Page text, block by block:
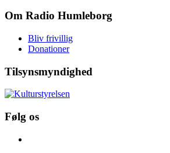
Om Radio Humleborg
Bliv frivillig
Donationer
Tilsynsmyndighed
Følg os